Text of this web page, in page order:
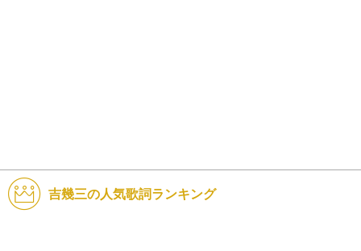
吉幾三の人気歌詞ランキング